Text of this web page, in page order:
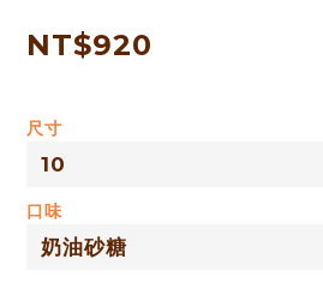
NT$920
尺寸
口味